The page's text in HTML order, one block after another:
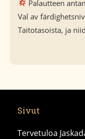
Palautteen
Val av
Taitotasoista, ja
Sivut
Tervetuloa